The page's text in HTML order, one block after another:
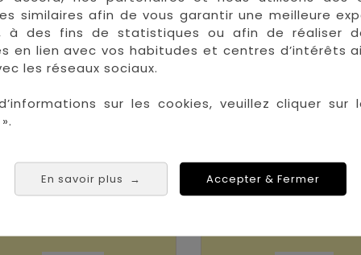
similaires afin de vous garantir une meilleure
à des fins de statistiques ou afin de réaliser
en lien avec vos habitudes et centres d’intérêts
les réseaux sociaux.
sur les cookies, veuillez cliquer sur
En savoir plus → Accepter & Fermer
En stock 